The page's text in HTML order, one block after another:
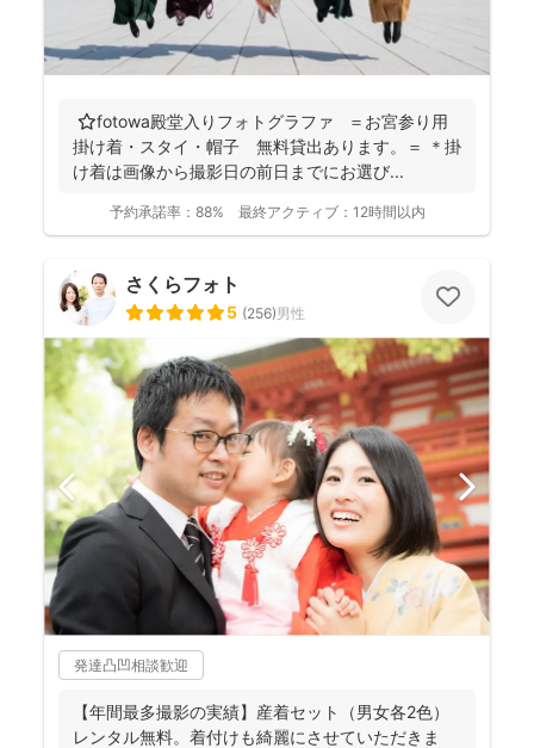
⭐️fotowa殿堂入りフォトグラファ ＝お宮参り用
掛け着・スタイ・帽子 無料貸出あります。＝ ＊掛
け着は画像から撮影日の前日までにお選び...
予約承諾率： 88% 最終アクティブ： 12時間以内
さくらフォト
5 (256)男性
発達凸凹相談歓迎
【年間最多撮影の実績】産着セット（男女各2色）
レンタル無料。着付けも綺麗にさせていただきま